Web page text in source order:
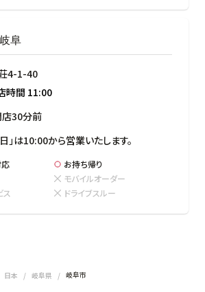
阜
4-1-40
時間 11:00
店30分前
」は10:00から営業いたします。
応
お持ち帰り
モバイルオーダー
ス
ドライブスルー
日本 岐阜県 岐阜市